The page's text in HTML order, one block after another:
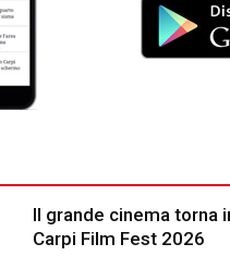
Il grande cinema torna
Carpi Film Fest 2026